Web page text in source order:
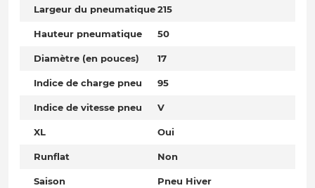
Largeur du pneumatique215
Hauteur pneumatique 50
Diamètre (en pouces) 17
Indice de charge pneu 95
Indice de vitesse pneu V
XL Oui
Runflat Non
Saison Pneu Hiver